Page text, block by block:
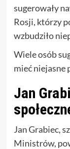
sugerowały
Rosji, którzy
wzbudziło
Wiele osób
mieć niejasne
Jan
Jan Grabiec,
Ministrów,